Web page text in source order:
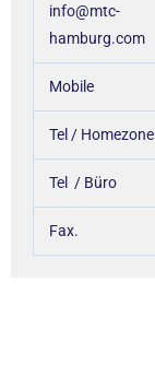
info@mtc-
hamburg.com
Mobile
Tel / Homezone
Tel / Büro
Fax.